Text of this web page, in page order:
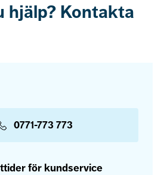
hjälp? Kontakta
0771-773 773
för kundservice